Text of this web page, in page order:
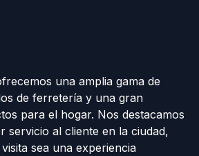
una amplia gama de
de ferretería y una gran
para el hogar. Nos destacamos
servicio al cliente en la ciudad,
sea una experiencia